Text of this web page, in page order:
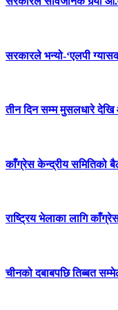
सरकारले भन्यो-‘एलपी
तीन दिन सम्म मुसलधारे
काँग्रेस केन्द्रीय समितिको
राष्ट्रिय भेलाका लागि
चीनको दबाबपछि तिब्बत